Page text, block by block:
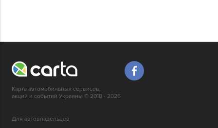
Карта автомобильных сервисов,
акций и событий Украины © 2018 - 2026
Для автовладельцев